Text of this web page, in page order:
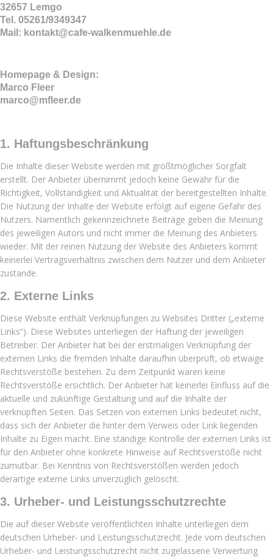
32657 Lemgo
Tel. 05261/9349347
Mail: kontakt@cafe-walkenmuehle.de
Homepage & Design:
Marco Fleer
marco@mfleer.de
1. Haftungsbeschränkung
Die Inhalte dieser Website werden mit größtmöglicher Sorgfalt
erstellt. Der Anbieter übernimmt jedoch keine Gewähr für die
Richtigkeit, Vollständigkeit und Aktualität der bereitgestellten Inhalte.
Die Nutzung der Inhalte der Website erfolgt auf eigene Gefahr des
Nutzers. Namentlich gekennzeichnete Beiträge geben die Meinung
des jeweiligen Autors und nicht immer die Meinung des Anbieters
wieder. Mit der reinen Nutzung der Website des Anbieters kommt
keinerlei Vertragsverhältnis zwischen dem Nutzer und dem Anbieter
zustande.
2. Externe Links
Diese Website enthält Verknüpfungen zu Websites Dritter („externe
Links“). Diese Websites unterliegen der Haftung der jeweiligen
Betreiber. Der Anbieter hat bei der erstmaligen Verknüpfung der
externen Links die fremden Inhalte daraufhin überprüft, ob etwaige
Rechtsverstöße bestehen. Zu dem Zeitpunkt waren keine
Rechtsverstöße ersichtlich. Der Anbieter hat keinerlei Einfluss auf die
aktuelle und zukünftige Gestaltung und auf die Inhalte der
verknüpften Seiten. Das Setzen von externen Links bedeutet nicht,
dass sich der Anbieter die hinter dem Verweis oder Link liegenden
Inhalte zu Eigen macht. Eine ständige Kontrolle der externen Links ist
für den Anbieter ohne konkrete Hinweise auf Rechtsverstöße nicht
zumutbar. Bei Kenntnis von Rechtsverstößen werden jedoch
derartige externe Links unverzüglich gelöscht.
3. Urheber- und Leistungsschutzrechte
Die auf dieser Website veröffentlichten Inhalte unterliegen dem
deutschen Urheber- und Leistungsschutzrecht. Jede vom deutschen
Urheber- und Leistungsschutzrecht nicht zugelassene Verwertung